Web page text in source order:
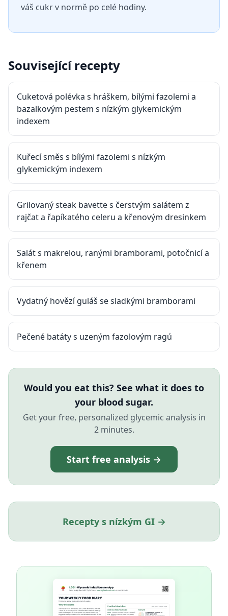
váš cukr v normě po celé hodiny.
Související recepty
Cuketová polévka s hráškem, bílými fazolemi a
bazalkovým pestem s nízkým glykemickým
indexem
Kuřecí směs s bílými fazolemi s nízkým
glykemickým indexem
Grilovaný steak bavette s čerstvým salátem z
rajčat a řapíkatého celeru a křenovým dresinkem
Salát s makrelou, ranými bramborami, potočnicí a
křenem
Vydatný hovězí guláš se sladkými bramborami
Pečené batáty s uzeným fazolovým ragú
Would you eat this? See what it does to
your blood sugar.
Get your free, personalized glycemic analysis in
2 minutes.
Start free analysis →
Recepty s nízkým GI →